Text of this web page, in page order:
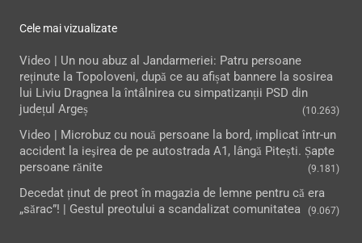
Cele mai vizualizate
Video | Un nou abuz al Jandarmeriei: Patru persoane
reținute la Topoloveni, după ce au afișat bannere la sosirea
lui Liviu Dragnea la întâlnirea cu simpatizanții PSD din
județul Argeș
(10.263)
Video | Microbuz cu nouă persoane la bord, implicat într-un
accident la ieşirea de pe autostrada A1, lângă Pitești. Șapte
persoane rănite
(9.181)
Decedat ținut de preot în magazia de lemne pentru că era
„sărac”! | Gestul preotului a scandalizat comunitatea
(9.067)